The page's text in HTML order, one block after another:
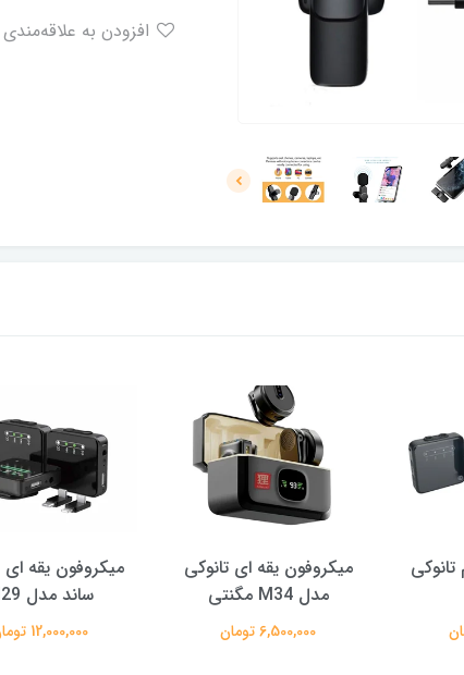
میکروفون یقه ای تانوکی
مدل M34 مگنتی
6,500,000 تومان
میکروفون یقه ای
ساند مدل M29
12,000,000 تومان